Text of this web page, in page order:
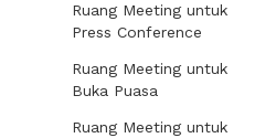
Ruang Meeting untuk
Press Conference
Ruang Meeting untuk
Buka Puasa
Ruang Meeting untuk